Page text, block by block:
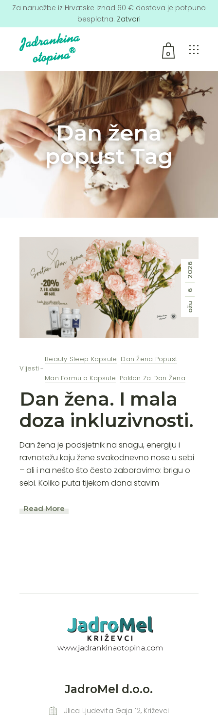
Za narudžbe iz Hrvatske iznad 60 € dostava je potpuno
besplatna. Zatvori
0
No products in the cart.
Dan žena
popust Tag
ožu
6
2026
Vijesti
Beauty Sleep Kapsule Dan Žena Popust
Man Formula Kapsule Poklon Za Dan Žena
Dan žena. I mala
doza inkluzivnosti.
Dan žena je podsjetnik na snagu, energiju i
ravnotežu koju žene svakodnevno nose u sebi
– ali i na nešto što često zaboravimo: brigu o
sebi. Koliko puta tijekom dana stavim
Read More
JadroMel d.o.o.
Ulica Ljudevita Gaja 12, Križevci